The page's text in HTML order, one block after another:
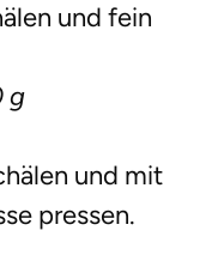
und fein
g
und mit
pressen.